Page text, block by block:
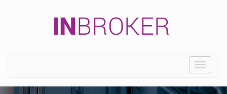
Toggle